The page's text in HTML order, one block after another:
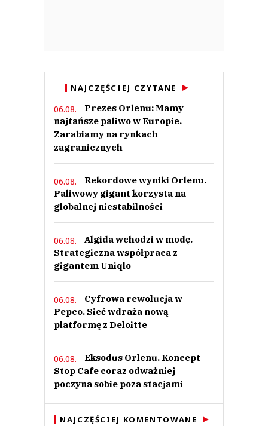
Nie znaleziono komentarzy
Zostaw swoje komentarze
Imię (Wymagane)
NAJCZĘŚCIEJ CZYTANE
06.08.
Prezes Orlenu: Mamy
najtańsze paliwo w Europie.
Zarabiamy na rynkach
zagranicznych
06.08.
Rekordowe wyniki Orlenu.
Paliwowy gigant korzysta na
globalnej niestabilności
06.08.
Algida wchodzi w modę.
Strategiczna współpraca z
gigantem Uniqlo
06.08.
Cyfrowa rewolucja w
Pepco. Sieć wdraża nową
platformę z Deloitte
06.08.
Eksodus Orlenu. Koncept
Stop Cafe coraz odważniej
poczyna sobie poza stacjami
NAJCZĘŚCIEJ KOMENTOWANE